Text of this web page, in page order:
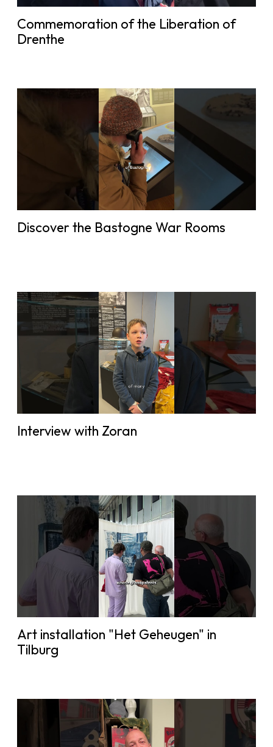
Commemoration of the Liberation of
Drenthe
Discover the Bastogne War Rooms
Interview with Zoran
Art installation "Het Geheugen" in
Tilburg